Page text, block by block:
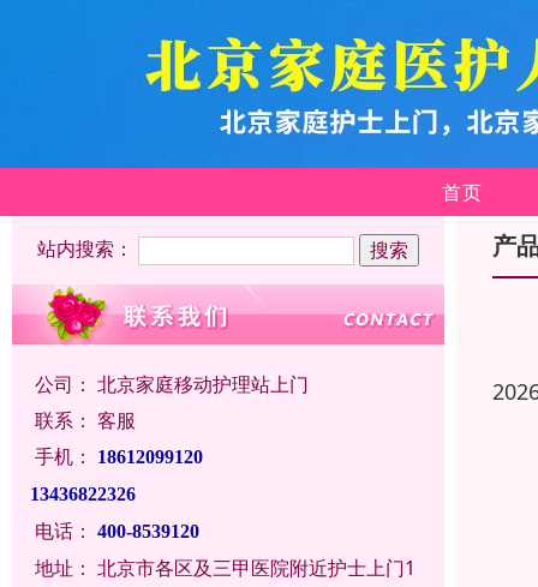
首页
站内搜索：
公司： 北京家庭移动护理站上门
联系： 客服
手机：
18612099120
13436822326
电话： 400-8539120
地址： 北京市各区及三甲医院附近护士上门1
产